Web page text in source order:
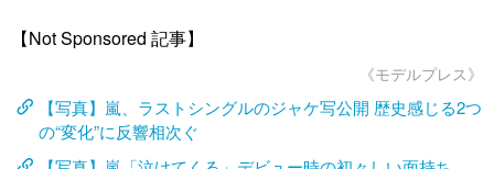
【Not Sponsored 記事】
《モデルプレス》
【写真】嵐、ラストシングルのジャケ写公開 歴史感じる2つ
の“変化”に反響相次ぐ